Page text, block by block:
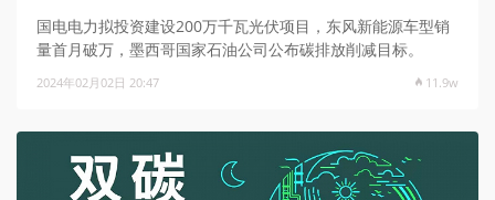
国电电力拟投资建设200万千瓦光伏项目，东风新能源车型销
量首月破万，墨西哥国家石油公司公布碳排放削减目标。
2024年02月02日 20:47 11.9w